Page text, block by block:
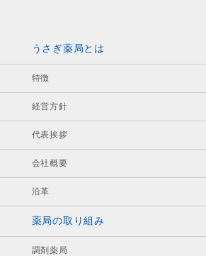
うさぎ薬局とは
特徴
経営方針
代表挨拶
会社概要
沿革
薬局の取り組み
調剤薬局